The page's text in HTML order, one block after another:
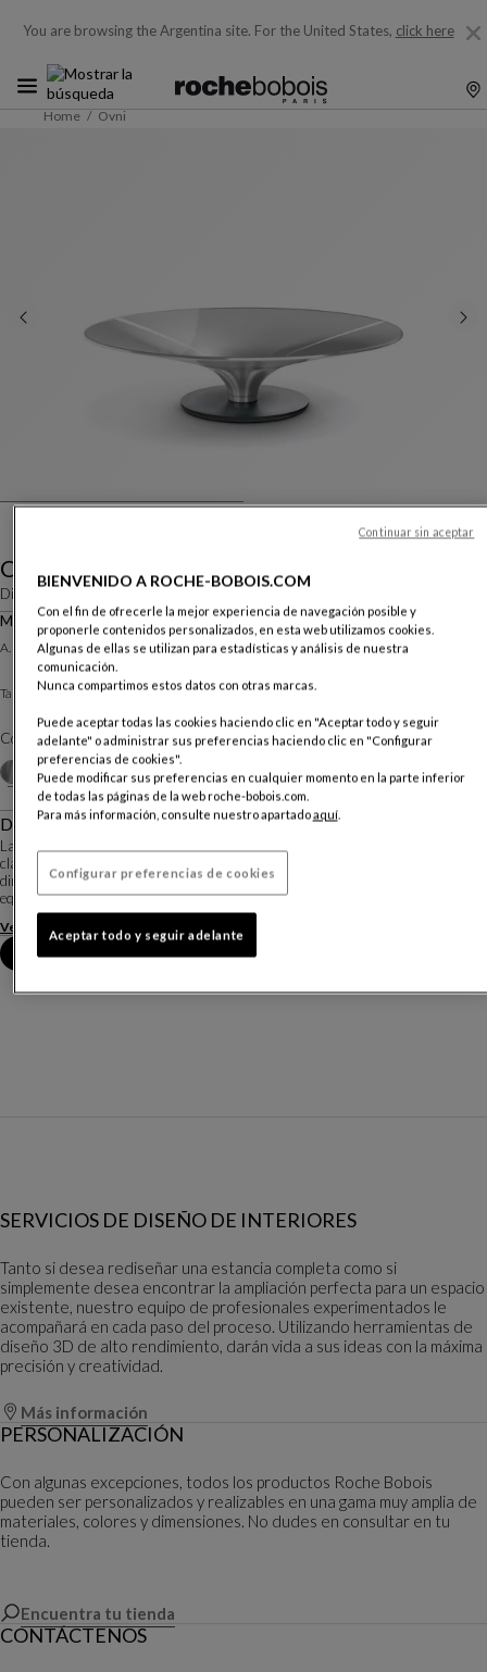
You are browsing the Argentina site. For the United States, click here
Home Ovni
Ovni
Diseño
Mesa De Centro Ø.90
A. 22 X ∅. 90 Cm
Otras dimensiones
Table Basse :Aluminio natural
Color :Alu vernis naturel
+3
Descripción
La forma particular del cono de las mesas de centro Ovni, dan la impresión de
clavarse hacia abajo y las finas rayas concéntricas añaden un efecto
dinámico. La silueta se afina y se prolonga armoniosamente hasta el zócalo, en
equilibrio sobre el disc...
Ver más Descargar la ficha técnica
Reserva una cita en tienda
SERVICIOS DE DISEÑO DE INTERIORES
Tanto si desea rediseñar una estancia completa como si
simplemente desea encontrar la ampliación perfecta para un espacio
existente, nuestro equipo de profesionales experimentados le
acompañará en cada paso del proceso. Utilizando herramientas de
diseño 3D de alto rendimiento, darán vida a sus ideas con la máxima
precisión y creatividad.
Más información
PERSONALIZACIÓN
Con algunas excepciones, todos los productos Roche Bobois
pueden ser personalizados y realizables en una gama muy amplia de
materiales, colores y dimensiones. No dudes en consultar en tu
tienda.
Encuentra tu tienda
CONTÁCTENOS
BIENVENIDO A ROCHE-BOBOIS.COM
Con el fin de ofrecerle la mejor experiencia de navegación posible y
proponerle contenidos personalizados, en esta web utilizamos cookies.
Algunas de ellas se utilizan para estadísticas y análisis de nuestra
comunicación.
Nunca compartimos estos datos con otras marcas.
Puede aceptar todas las cookies haciendo clic en "Aceptar todo y seguir
adelante" o administrar sus preferencias haciendo clic en "Configurar
preferencias de cookies".
Puede modificar sus preferencias en cualquier momento en la parte inferior
de todas las páginas de la web roche-bobois.com.
Para más información, consulte nuestro apartadoaquí.
Configurar preferencias de cookies
Aceptar todo y seguir adelante
Continuar sin aceptar